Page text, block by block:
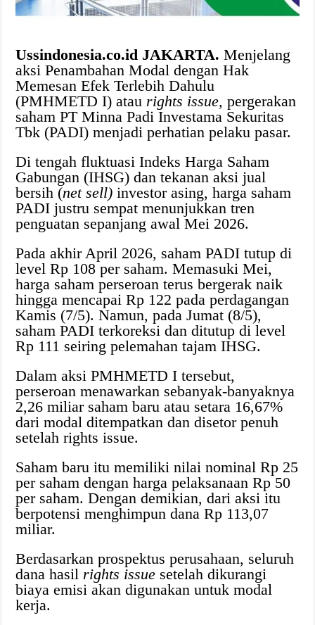
Ussindonesia.co.id JAKARTA.Menjelang
aksi Penambahan Modal dengan Hak
Memesan Efek Terlebih Dahulu
(PMHMETD I) atau rights issue, pergerakan
saham PT Minna Padi Investama Sekuritas
Tbk (PADI) menjadi perhatian pelaku pasar.
Di tengah fluktuasi Indeks Harga Saham
Gabungan (IHSG) dan tekanan aksi jual
bersih (net sell) investor asing, harga saham
PADI justru sempat menunjukkan tren
penguatan sepanjang awal Mei 2026.
Pada akhir April 2026, saham PADI tutup di
level Rp 108 per saham. Memasuki Mei,
harga saham perseroan terus bergerak naik
hingga mencapai Rp 122 pada perdagangan
Kamis (7/5). Namun, pada Jumat (8/5),
saham PADI terkoreksi dan ditutup di level
Rp 111 seiring pelemahan tajam IHSG.
Dalam aksi PMHMETD I tersebut,
perseroan menawarkan sebanyak-banyaknya
2,26 miliar saham baru atau setara 16,67%
dari modal ditempatkan dan disetor penuh
setelah rights issue.
Saham baru itu memiliki nilai nominal Rp 25
per saham dengan harga pelaksanaan Rp 50
per saham. Dengan demikian, dari aksi itu
berpotensi menghimpun dana Rp 113,07
miliar.
Berdasarkan prospektus perusahaan, seluruh
dana hasil rights issue setelah dikurangi
biaya emisi akan digunakan untuk modal
kerja.